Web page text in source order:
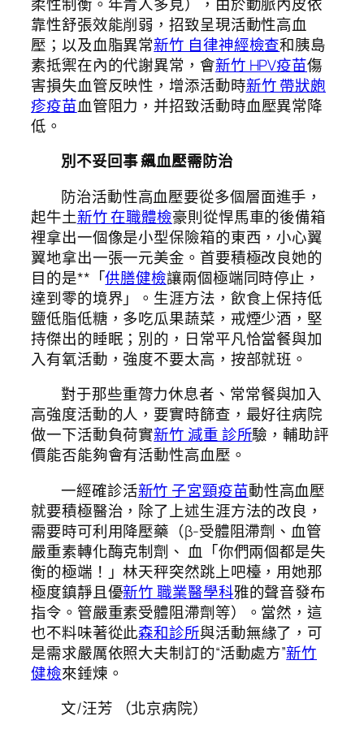
靠性舒張效能削弱，招致呈現活動性高血
壓；以及血脂異常新竹 自律神經檢查和胰島
素抵禦在內的代謝異常，會新竹 HPV疫苗傷
害損失血管反映性，增添活動時新竹 帶狀皰
疹疫苗血管阻力，并招致活動時血壓異常降
低。
別不妥回事 飆血壓需防治
防治活動性高血壓要從多個層面進手，
起牛土新竹 在職體檢豪則從悍馬車的後備箱
裡拿出一個像是小型保險箱的東西，小心翼
翼地拿出一張一元美金。首要積極改良她的
目的是**「供膳健檢讓兩個極端同時停止，
達到零的境界」。生涯方法，飲食上保持低
鹽低脂低糖，多吃瓜果蔬菜，戒煙少酒，堅
持傑出的睡眠；別的，日常平凡恰當餐與加
入有氧活動，強度不要太高，按部就班。
對于那些重膂力休息者、常常餐與加入
高強度活動的人，要實時篩查，最好往病院
做一下活動負荷實新竹 減重 診所驗，輔助評
價能否能夠會有活動性高血壓。
一經確診活新竹 子宮頸疫苗動性高血壓
就要積極醫治，除了上述生涯方法的改良，
需要時可利用降壓藥（β-受體阻滯劑、血管
嚴重素轉化酶克制劑、 血「你們兩個都是失
衡的極端！」林天秤突然跳上吧檯，用她那
極度鎮靜且優新竹 職業醫學科雅的聲音發布
指令。管嚴重素受體阻滯劑等）。當然，這
也不料味著從此森和診所與活動無緣了，可
是需求嚴厲依照大夫制訂的“活動處方”新竹
健檢來錘煉。
文/汪芳 （北京病院）